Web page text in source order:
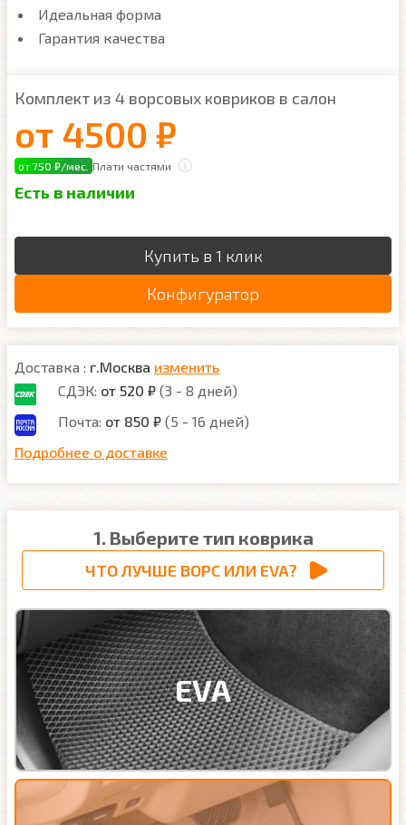
Идеальная форма
Гарантия качества
Комплект из 4 ворсовых ковриков в салон
от 4500 ₽
от 750 ₽/мес. Плати частями
Есть в наличии
Купить в 1 клик
Конфигуратор
Доставка : г.Москва изменить
СДЭК: от 520 ₽ (3 - 8 дней)
Почта: от 850 ₽ (5 - 16 дней)
Подробнее о доставке
1. Выберите тип коврика
ЧТО ЛУЧШЕ ВОРС ИЛИ EVA?
EVA